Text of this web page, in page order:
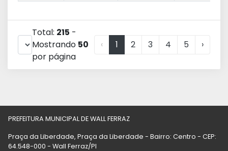
Total: 215 -
Mostrando 50
por página
‹ 1 2 3 4 5 ›
PREFEITURA MUNICIPAL DE WALL FERRAZ
Praça da Liberdade, Praça da Liberdade - Bairro: Centro - CEP:
64.548-000 - Wall Ferraz/PI